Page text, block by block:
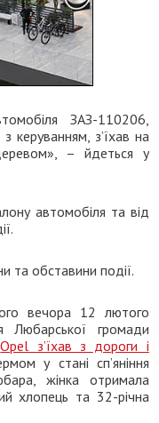
ЗАЗ-110206,
керуванням, з’їхав на
– йдеться у
автомобіля та від
та обставини події.
вечора 12 лютого
громади
Opel з’їхав з дороги і
у стані сп’яніння
жінка отримала
хлопець та 32-річна